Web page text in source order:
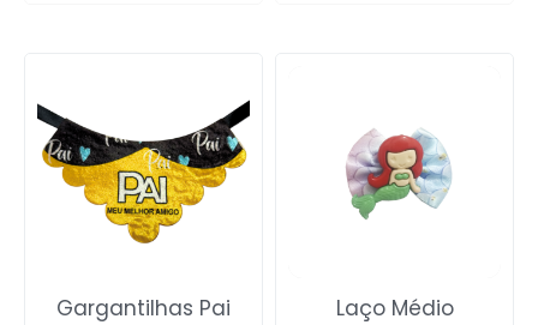
Gargantilhas Pai
Laço Médio